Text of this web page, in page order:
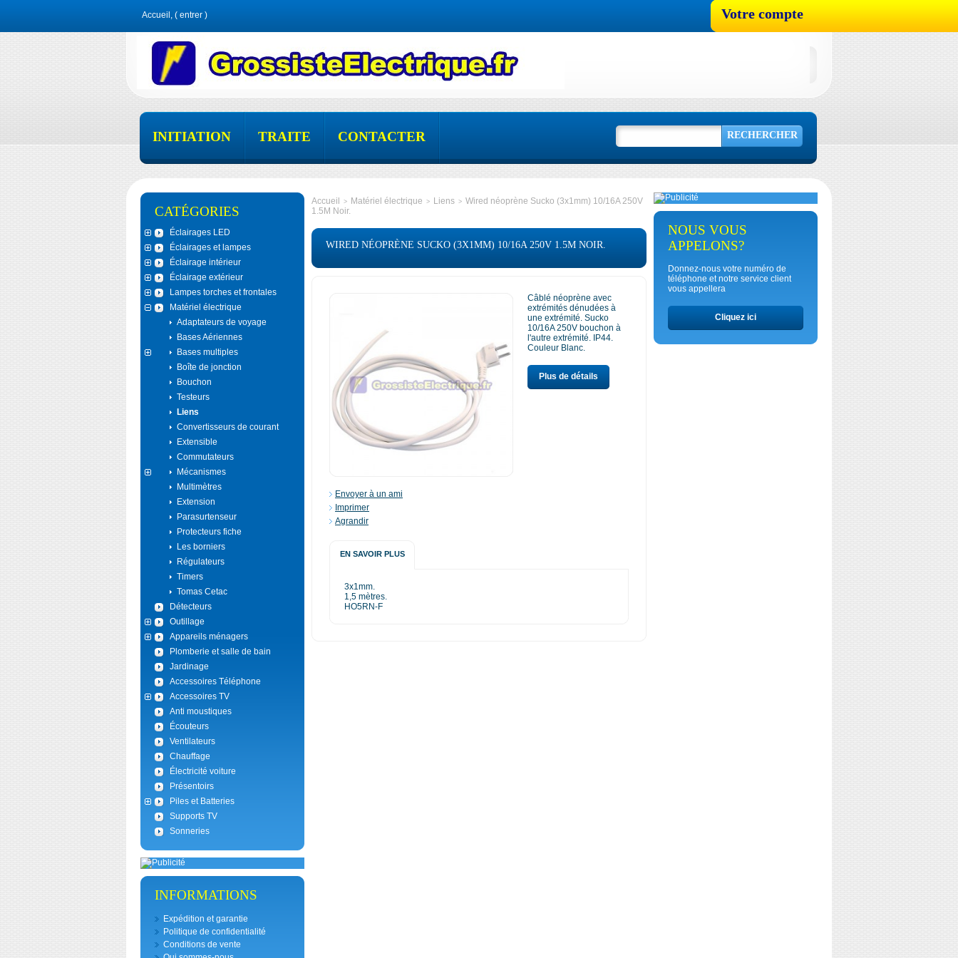
RECHERCHER
Accueil, ( entrer ) Votre compte
INITIATION TRAITE CONTACTER
CATÉGORIES
Éclairages LED
Éclairages et lampes
Éclairage intérieur
Éclairage extérieur
Lampes torches et frontales
Matériel électrique
Adaptateurs de voyage
Bases Aériennes
Bases multiples
Boîte de jonction
Bouchon
Testeurs
Liens
Convertisseurs de courant
Extensible
Commutateurs
Mécanismes
Multimètres
Extension
Parasurtenseur
Protecteurs fiche
Les borniers
Régulateurs
Timers
Tomas Cetac
Détecteurs
Outillage
Appareils ménagers
Plomberie et salle de bain
Jardinage
Accessoires Téléphone
Accessoires TV
Anti moustiques
Écouteurs
Ventilateurs
Chauffage
Électricité voiture
Présentoirs
Piles et Batteries
Supports TV
Sonneries
INFORMATIONS
Expédition et garantie
Politique de confidentialité
Conditions de vente
Accueil > Matériel électrique > Liens > Wired néoprène Sucko (3x1mm) 10/16A 250V
1.5M Noir.
WIRED NÉOPRÈNE SUCKO (3X1MM) 10/16A 250V 1.5M NOIR.
Envoyer à un ami
Imprimer
Agrandir
Câblé néoprène avec
extrémités dénudées à
une extrémité. Sucko
10/16A 250V bouchon à
l'autre extrémité. IP44.
Couleur Blanc.
Plus de détails
EN SAVOIR PLUS
3x1mm.
1,5 mètres.
HO5RN-F
NOUS VOUS
APPELONS?
Donnez-nous votre numéro de
téléphone et notre service client
vous appellera
Cliquez ici